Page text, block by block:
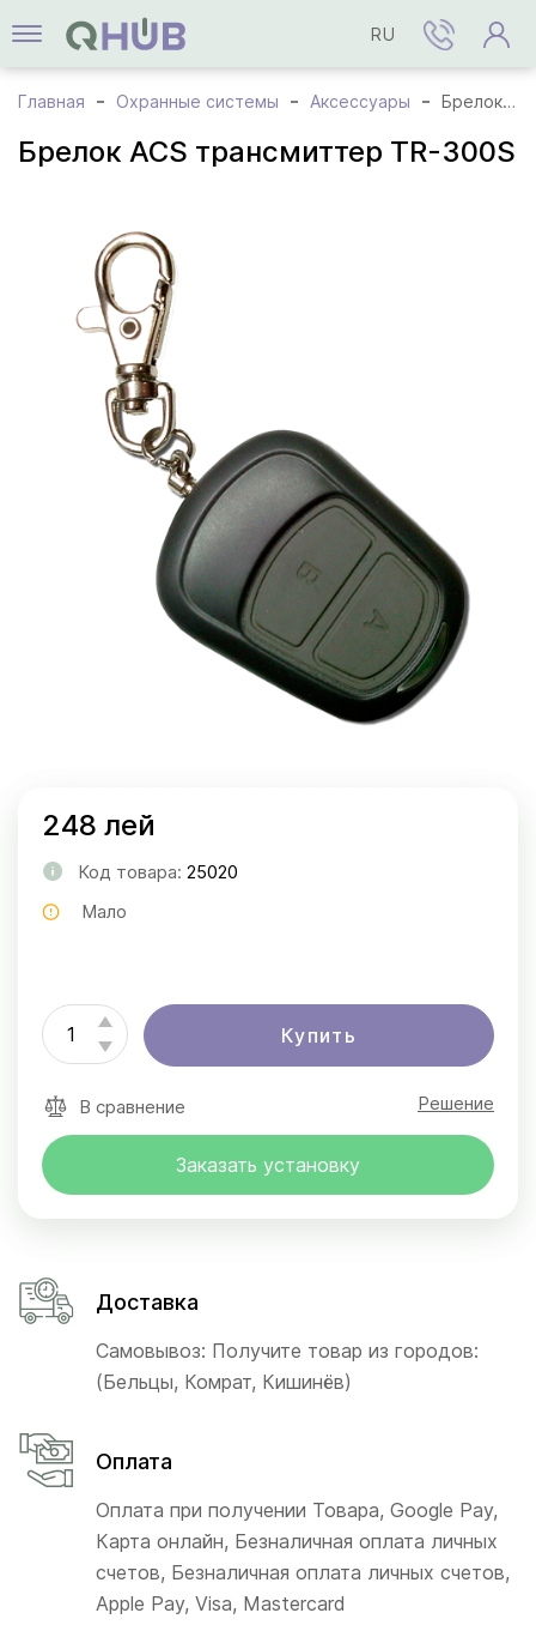
RU
Главная Охранные системы Аксессуары Брелок ACS трансмиттер TR-300S
Брелок ACS трансмиттер TR-300S
248 лей
Код товара: 25020
Мало
Купить
В сравнение Решение
Заказать установку
Доставка
Самовывоз: Получите товар из городов:
(Бельцы, Комрат, Кишинёв)
Оплата
Оплата при получении Товара, Google Pay,
Карта онлайн, Безналичная оплата личных
счетов, Безналичная оплата личных счетов,
Apple Pay, Visa, Mastercard